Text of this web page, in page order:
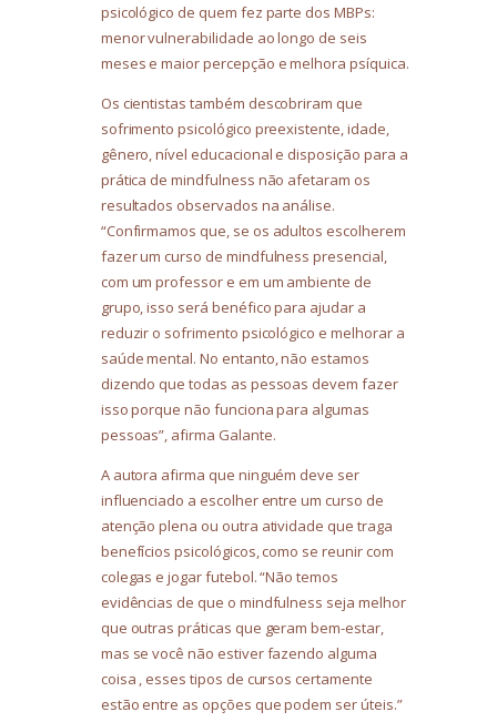
psicológico de quem fez parte dos MBPs:
menor vulnerabilidade ao longo de seis
meses e maior percepção e melhora psíquica.
Os cientistas também descobriram que
sofrimento psicológico preexistente, idade,
gênero, nível educacional e disposição para a
prática de mindfulness não afetaram os
resultados observados na análise.
“Confirmamos que, se os adultos escolherem
fazer um curso de mindfulness presencial,
com um professor e em um ambiente de
grupo, isso será benéfico para ajudar a
reduzir o sofrimento psicológico e melhorar a
saúde mental. No entanto, não estamos
dizendo que todas as pessoas devem fazer
isso porque não funciona para algumas
pessoas”, afirma Galante.
A autora afirma que ninguém deve ser
influenciado a escolher entre um curso de
atenção plena ou outra atividade que traga
benefícios psicológicos, como se reunir com
colegas e jogar futebol. “Não temos
evidências de que o mindfulness seja melhor
que outras práticas que geram bem-estar,
mas se você não estiver fazendo alguma
coisa , esses tipos de cursos certamente
estão entre as opções que podem ser úteis.”